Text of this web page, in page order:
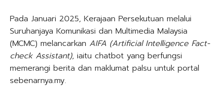
Pada Januari 2025, Kerajaan Persekutuan melalui
Suruhanjaya Komunikasi dan Multimedia Malaysia
(MCMC) melancarkan AIFA (Artificial Intelligence Fact-
check Assistant), iaitu chatbot yang berfungsi
memerangi berita dan maklumat palsu untuk portal
sebenarnya.my.